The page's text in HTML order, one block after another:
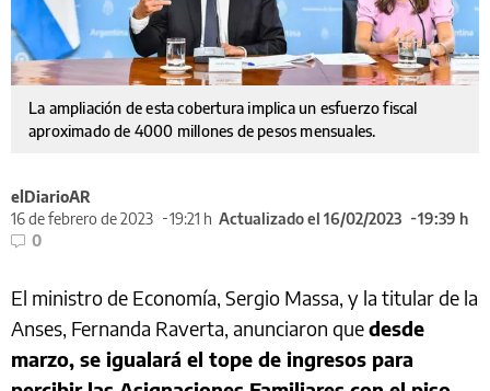
La ampliación de esta cobertura implica un esfuerzo fiscal
aproximado de 4000 millones de pesos mensuales.
elDiarioAR
16 de febrero de 2023
19:21 h Actualizado el 16/02/2023
19:39 h
0
El ministro de Economía, Sergio Massa, y la titular de la
Anses, Fernanda Raverta, anunciaron quedesde
marzo, se igualará el tope de ingresos para